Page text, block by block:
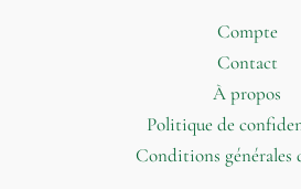
Compte
Contact
À propos
Politique de
Conditions générales